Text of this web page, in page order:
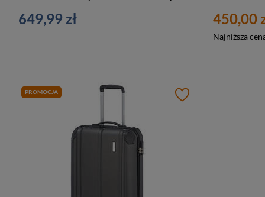
649,99 zł 450,00
Najniższa
PROMOCJA